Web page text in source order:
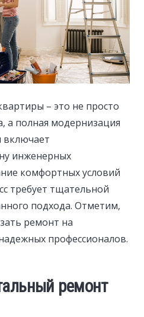
– это не просто
а полная модернизация
включает
инженерных
комфортных условий
требует тщательной
подхода. Отметим,
ремонт на
профессионалов.
ремонт